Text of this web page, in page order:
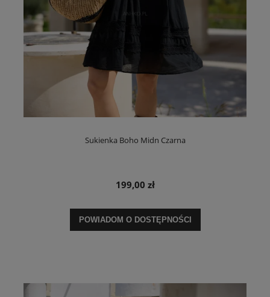
Sukienka Boho Midn Czarna
199,00 zł
POWIADOM O DOSTĘPNOŚCI